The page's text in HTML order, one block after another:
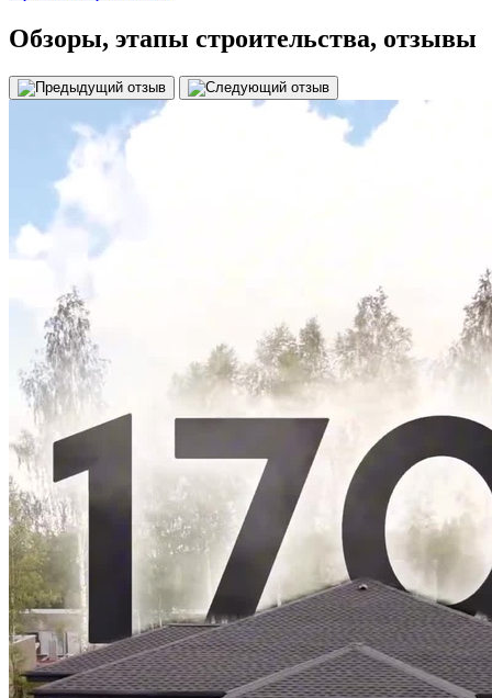
Обзоры, этапы строительства, отзывы